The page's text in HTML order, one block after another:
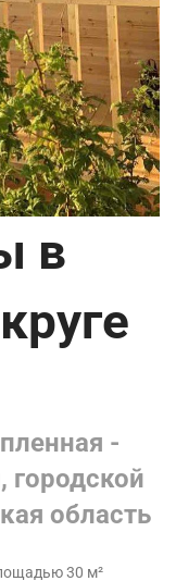
в
-
городской
область
30 м²